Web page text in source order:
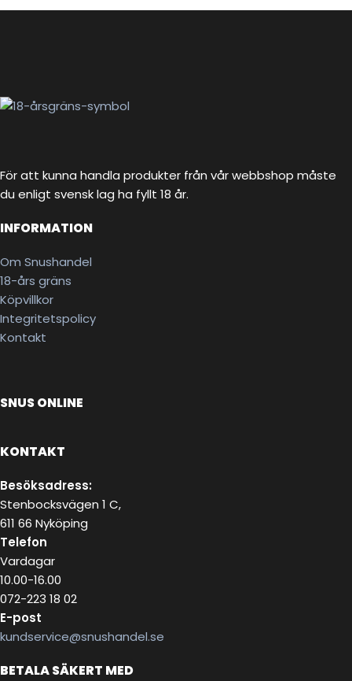
För att kunna handla produkter från vår webbshop måste
du enligt svensk lag ha fyllt 18 år.
INFORMATION
Om Snushandel
18-års gräns
Köpvillkor
Integritetspolicy
Kontakt
SNUS ONLINE
KONTAKT
Besöksadress:
Stenbocksvägen 1 C,
611 66 Nyköping
Telefon
Vardagar
10.00-16.00
072-223 18 02
E-post
kundservice@snushandel.se
BETALA SÄKERT MED